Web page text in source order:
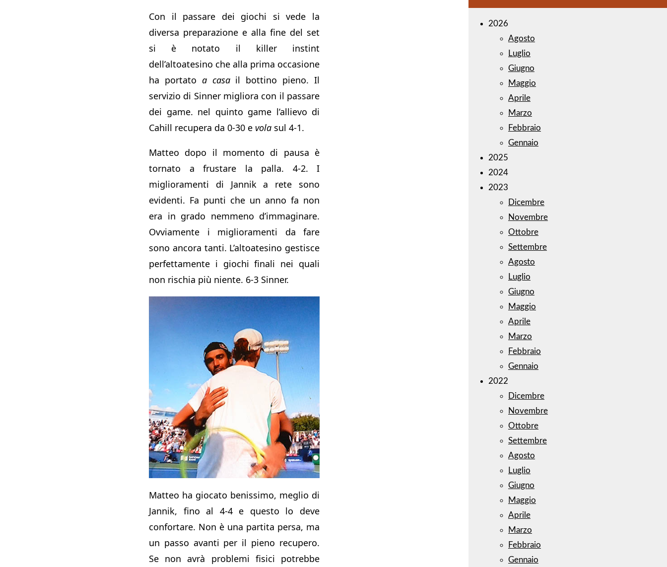
Con il passare dei giochi si vede la
diversa preparazione e alla fine del set
si è notato il killer instint
dell’altoatesino che alla prima occasione
ha portato a casail bottino pieno. Il
servizio di Sinner migliora con il passare
dei game. nel quinto game l’allievo di
Cahill recupera da 0-30 e vola sul 4-1.
Matteo dopo il momento di pausa è
tornato a frustare la palla. 4-2. I
miglioramenti di Jannik a rete sono
evidenti. Fa punti che un anno fa non
era in grado nemmeno d’immaginare.
Ovviamente i miglioramenti da fare
sono ancora tanti. L’altoatesino gestisce
perfettamente i giochi finali nei quali
non rischia più niente. 6-3 Sinner.
Matteo ha giocato benissimo, meglio di
Jannik, fino al 4-4 e questo lo deve
confortare. Non è una partita persa, ma
un passo avanti per il pieno recupero.
Se non avrà problemi fisici potrebbe
2026
Agosto
Luglio
Giugno
Maggio
Aprile
Marzo
Febbraio
Gennaio
2025
2024
2023
Dicembre
Novembre
Ottobre
Settembre
Agosto
Luglio
Giugno
Maggio
Aprile
Marzo
Febbraio
Gennaio
2022
Dicembre
Novembre
Ottobre
Settembre
Agosto
Luglio
Giugno
Maggio
Aprile
Marzo
Febbraio
Gennaio